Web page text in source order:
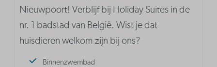
Nieuwpoort! Verblijf bij Holiday Suites in de
nr. 1 badstad van België. Wist je dat
huisdieren welkom zijn bij ons?
Binnenzwembad